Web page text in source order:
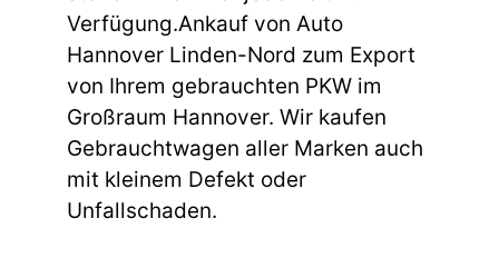
Verfügung.Ankauf von Auto
Hannover Linden-Nord zum Export
von Ihrem gebrauchten PKW im
Großraum Hannover. Wir kaufen
Gebrauchtwagen aller Marken auch
mit kleinem Defekt oder
Unfallschaden.